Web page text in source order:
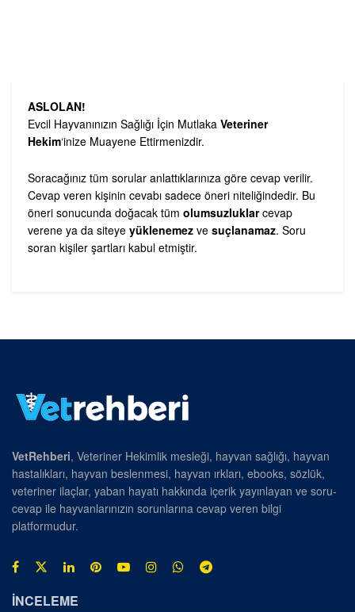
ASLOLAN!
Evcil Hayvanınızın Sağlığı İçin Mutlaka Veteriner
Hekim‘inize Muayene Ettirmenizdir.
Soracağınız tüm sorular anlattıklarınıza göre cevap verilir.
Cevap veren kişinin cevabı sadece öneri niteliğindedir. Bu
öneri sonucunda doğacak tüm olumsuzluklarcevap
verene ya da siteye yüklenemez ve suçlanamaz. Soru
soran kişiler şartları kabul etmiştir.
VetRehberi, Veteriner Hekimlik mesleği, hayvan sağlığı, hayvan
hastalıkları, hayvan beslenmesi, hayvan ırkları, ebooks, sözlük,
veteriner ilaçlar, yaban hayatı hakkında içerik yayınlayan ve soru-
cevap ile hayvanlarınızın sorunlarına cevap veren bilgi
platformudur.
İNCELEME